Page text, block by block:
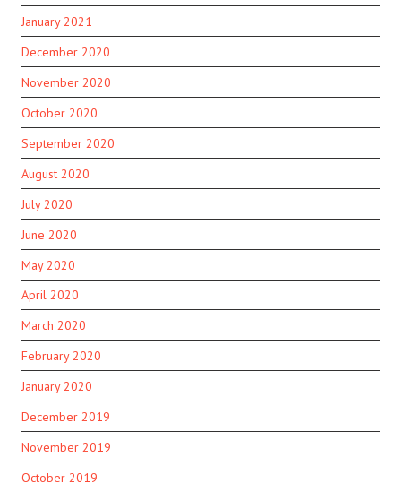
January 2021
December 2020
November 2020
October 2020
September 2020
August 2020
July 2020
June 2020
May 2020
April 2020
March 2020
February 2020
January 2020
December 2019
November 2019
October 2019